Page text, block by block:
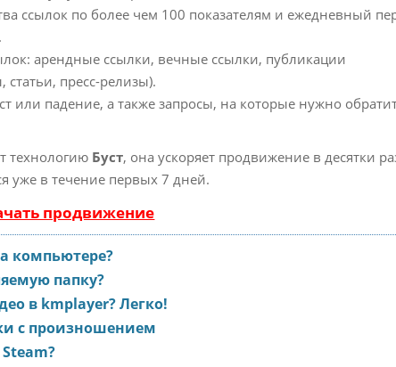
ссылок по более чем 100 показателям и ежедневный
арендные ссылки, вечные ссылки, публикации
пресс-релизы).
или падение, а также запросы, на которые нужно
технологию Буст, она ускоряет продвижение в десятки
уже в течение первых 7 дней.
продвижение
компьютере?
папку?
в kmplayer? Легко!
с произношением